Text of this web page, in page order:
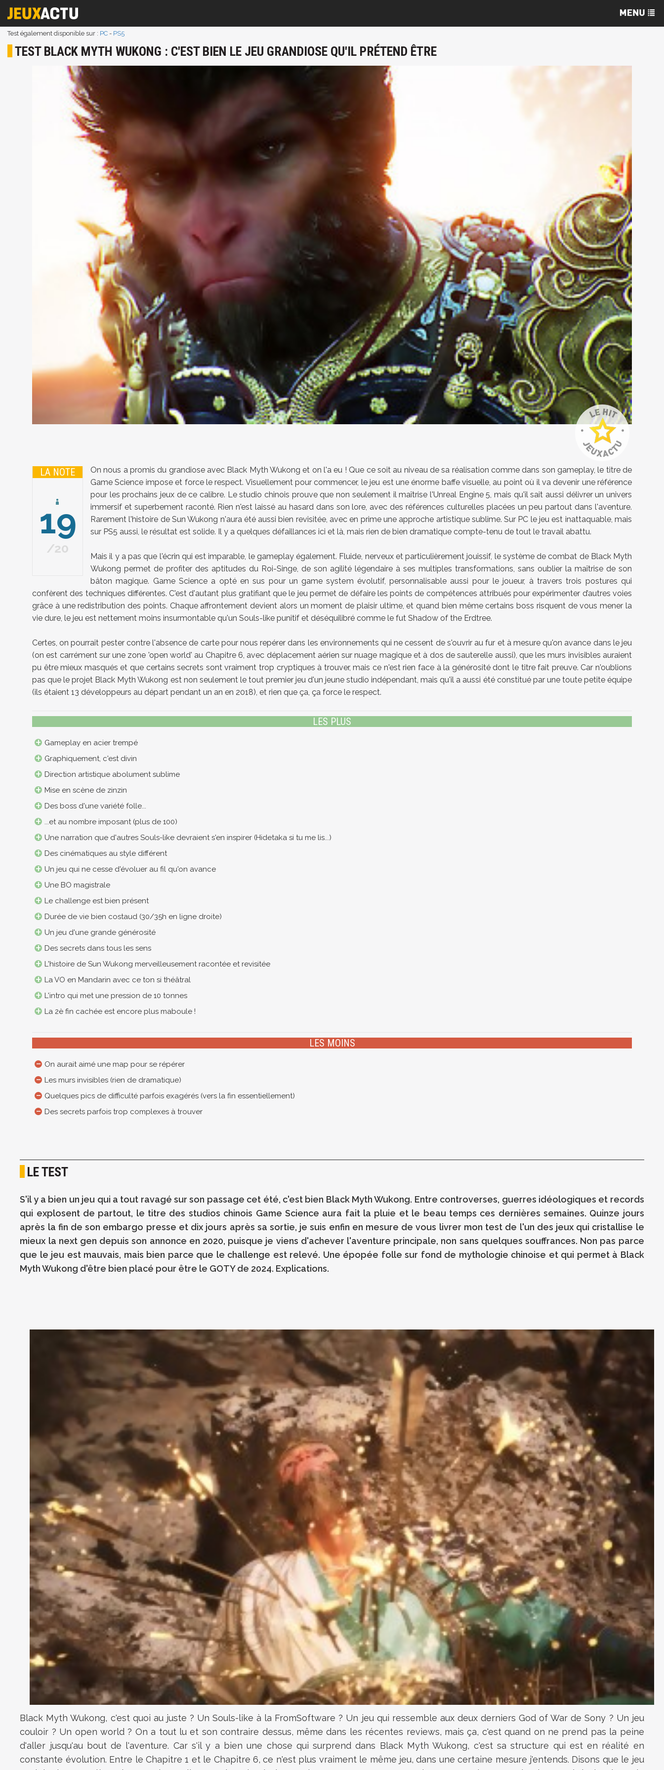
Test également disponible sur : PC - PS5
TEST BLACK MYTH WUKONG : C'EST BIEN LE JEU GRANDIOSE QU'IL PRÉTEND ÊTRE
LA NOTE
19
20
On nous a promis du grandiose avec Black Myth Wukong et on l'a eu ! Que ce soit au niveau de sa réalisation comme dans son gameplay, le titre de
Game Science impose et force le respect. Visuellement pour commencer, le jeu est une énorme baffe visuelle, au point où il va devenir une référence
pour les prochains jeux de ce calibre. Le studio chinois prouve que non seulement il maîtrise l'Unreal Engine 5, mais qu'il sait aussi délivrer un univers
immersif et superbement raconté. Rien n'est laissé au hasard dans son lore, avec des références culturelles placées un peu partout dans l'aventure.
Rarement l'histoire de Sun Wukong n'aura été aussi bien revisitée, avec en prime une approche artistique sublime. Sur PC le jeu est inattaquable, mais
sur PS5 aussi, le résultat est solide. Il y a quelques défaillances ici et là, mais rien de bien dramatique compte-tenu de tout le travail abattu.
Mais il y a pas que l'écrin qui est imparable, le gameplay également. Fluide, nerveux et particulièrement jouissif, le système de combat de Black Myth
Wukong permet de profiter des aptitudes du Roi-Singe, de son agilité légendaire à ses multiples transformations, sans oublier la maîtrise de son
bâton magique. Game Science a opté en sus pour un game system évolutif, personnalisable aussi pour le joueur, à travers trois postures qui
confèrent des techniques différentes. C'est d'autant plus gratifiant que le jeu permet de défaire les points de compétences attribués pour expérimenter d’autres voies
grâce à une redistribution des points. Chaque affrontement devient alors un moment de plaisir ultime, et quand bien même certains boss risquent de vous mener la
vie dure, le jeu est nettement moins insurmontable qu'un Souls-like punitif et déséquilibré comme le fut Shadow of the Erdtree.
Certes, on pourrait pester contre l'absence de carte pour nous repérer dans les environnements qui ne cessent de s'ouvrir au fur et à mesure qu'on avance dans le jeu
(on est carrément sur une zone 'open world' au Chapitre 6, avec déplacement aérien sur nuage magique et à dos de sauterelle aussi), que les murs invisibles auraient
pu être mieux masqués et que certains secrets sont vraiment trop cryptiques à trouver, mais ce n'est rien face à la générosité dont le titre fait preuve. Car n'oublions
pas que le projet Black Myth Wukong est non seulement le tout premier jeu d'un jeune studio indépendant, mais qu'il a aussi été constitué par une toute petite équipe
(ils étaient 13 développeurs au départ pendant un an en 2018), et rien que ça, ça force le respect.
LES PLUS
Gameplay en acier trempé
Graphiquement, c'est divin
Direction artistique abolument sublime
Mise en scène de zinzin
Des boss d'une variété folle...
...et au nombre imposant (plus de 100)
Une narration que d'autres Souls-like devraient s'en inspirer (Hidetaka si tu me lis...)
Des cinématiques au style différent
Un jeu qui ne cesse d'évoluer au fil qu'on avance
Une BO magistrale
Le challenge est bien présent
Durée de vie bien costaud (30/35h en ligne droite)
Un jeu d'une grande générosité
Des secrets dans tous les sens
L'histoire de Sun Wukong merveilleusement racontée et revisitée
La VO en Mandarin avec ce ton si théâtral
L'intro qui met une pression de 10 tonnes
La 2è fin cachée est encore plus maboule !
LES MOINS
On aurait aimé une map pour se répérer
Les murs invisibles (rien de dramatique)
Quelques pics de difficulté parfois exagérés (vers la fin essentiellement)
Des secrets parfois trop complexes à trouver
LE TEST
S'il y a bien un jeu qui a tout ravagé sur son passage cet été, c'est bien Black Myth Wukong. Entre controverses, guerres idéologiques et records
qui explosent de partout, le titre des studios chinois Game Science aura fait la pluie et le beau temps ces dernières semaines. Quinze jours
après la fin de son embargo presse et dix jours après sa sortie, je suis enfin en mesure de vous livrer mon test de l'un des jeux qui cristallise le
mieux la next gen depuis son annonce en 2020, puisque je viens d'achever l'aventure principale, non sans quelques souffrances. Non pas parce
que le jeu est mauvais, mais bien parce que le challenge est relevé. Une épopée folle sur fond de mythologie chinoise et qui permet à Black
Myth Wukong d'être bien placé pour être le GOTY de 2024. Explications.
Black Myth Wukong, c'est quoi au juste ? Un Souls-like à la FromSoftware ? Un jeu qui ressemble aux deux derniers God of War de Sony ? Un jeu
couloir ? Un open world ? On a tout lu et son contraire dessus, même dans les récentes reviews, mais ça, c'est quand on ne prend pas la peine
d'aller jusqu'au bout de l'aventure. Car s'il y a bien une chose qui surprend dans Black Myth Wukong, c'est sa structure qui est en réalité en
constante évolution. Entre le Chapitre 1 et le Chapitre 6, ce n'est plus vraiment le même jeu, dans une certaine mesure j'entends. Disons que le jeu